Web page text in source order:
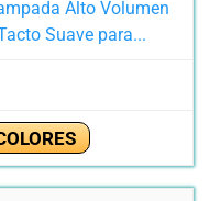
Alto Volumen
Suave para...